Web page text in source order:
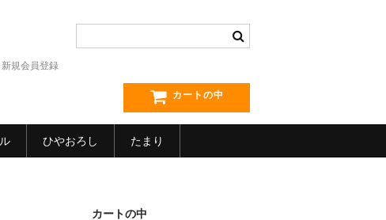
新規会員登録
カートの中
ひやおろし たまり
カートの中